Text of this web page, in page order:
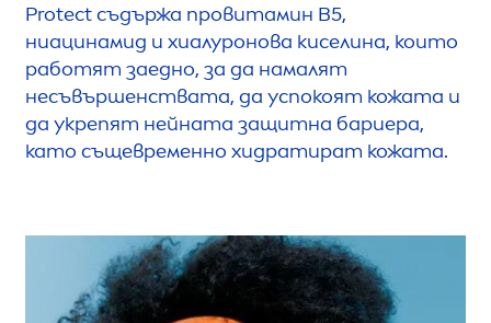
Protectсъдържа провитамин В5,
ниацинамид и хиалуронова киселина, които
работят заедно, за да намалят
несъвършенствата, да успокоят кожата и
да укрепят нейната защитна бариера,
като същевременно хидратират кожата.